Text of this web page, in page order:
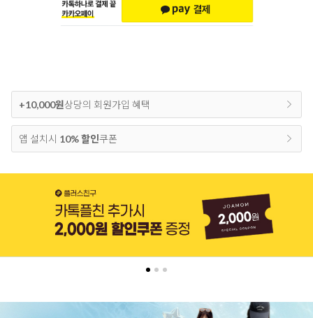
+10,000원상당의 회원가입 혜택
앱 설치시 10% 할인쿠폰